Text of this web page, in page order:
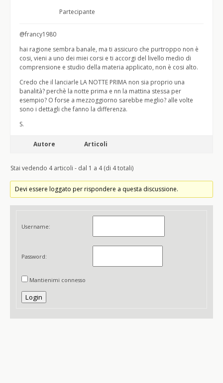
Partecipante
@francy1980
hai ragione sembra banale, ma ti assicuro che purtroppo non è
cosi, vieni a uno dei miei corsi e ti accorgi del livello medio di
comprensione e studio della materia applicato, non è cosi alto.
Credo che il lanciarle LA NOTTE PRIMA non sia proprio una
banalità? perchè la notte prima e nn la mattina stessa per
esempio? O forse a mezzoggiorno sarebbe meglio? alle volte
sono i dettagli che fanno la differenza.
S.
Autore Articoli
Stai vedendo 4 articoli - dal 1 a 4 (di 4 totali)
Devi essere loggato per rispondere a questa discussione.
Username:
Password:
Mantienimi connesso
Login